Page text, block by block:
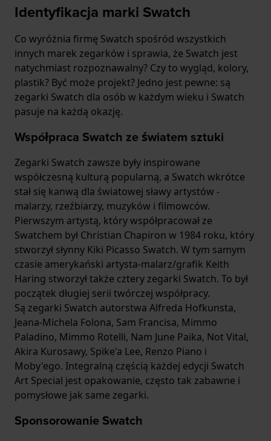
Identyfikacja marki Swatch
Co wyróżnia firmę Swatch spośród wszystkich
innych marek zegarków i sprawia, że Swatch jest
natychmiast rozpoznawalny? Czy to wygląd, kolory,
plastik? Być może projekt? Jedno jest pewne: są
zegarki Swatch dla osób w każdym wieku i Swatch
pasuje na każdą okazję.
Współpraca Swatch ze światem sztuki
Zegarki Swatch zawsze były inspirowane
współczesną kulturą popularną, a Swatch wkrótce
stał się kanwą dla światowej sławy artystów -
malarzy, rzeźbiarzy, muzyków i filmowców.
Pierwszym artystą, który współpracował ze
Swatchem był Christian Chapiron w 1984 roku, który
stworzył słynny Kiki Picasso Swatch. W tym samym
czasie amerykański artysta-malarz/grafik Keith
Haring stworzył także cztery zegarki Swatch. To był
początek długiej serii twórczej współpracy.
Są zegarki Swatch autorstwa Alfreda Hofkunsta,
Jeana-Michela Folona, Sam Francisa, Mimmo
Paladino, Mimmo Rotelli, Nam June Paika, Not Vital,
Akira Kurosawy, Spike'a Lee, Renzo Piano i
Moby'ego. Integralną częścią każdej edycji Swatch
Art Special jest opakowanie, często tak zabawne i
pomysłowe jak same zegarki.
Sponsorowanie Swatch